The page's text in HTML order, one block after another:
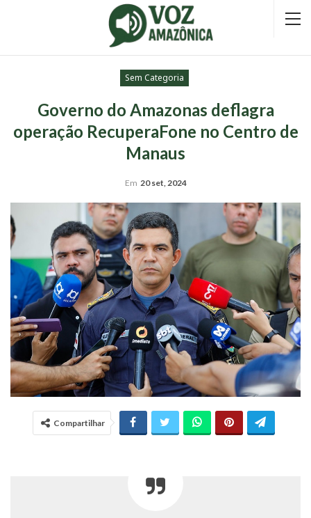
Sem Categoria
Governo do Amazonas deflagra
operação RecuperaFone no Centro de
Manaus
Em 20 set, 2024
Compartilhar